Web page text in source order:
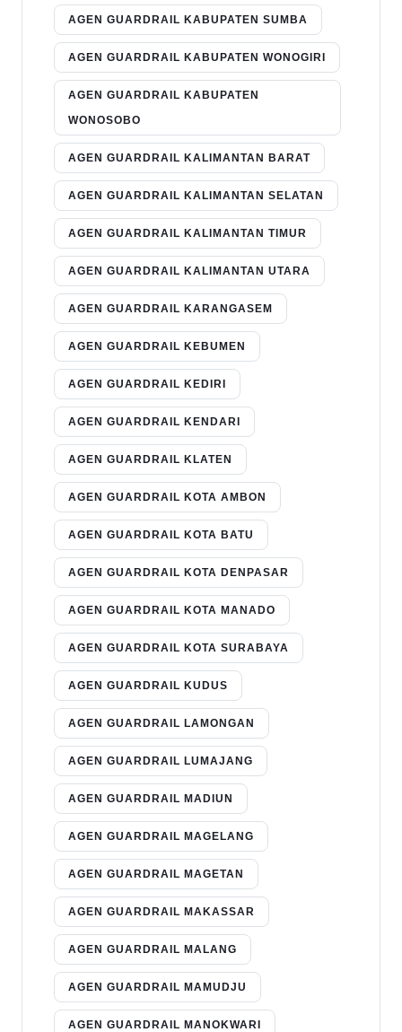
AGEN GUARDRAIL KABUPATEN SUMBA
AGEN GUARDRAIL KABUPATEN WONOGIRI
AGEN GUARDRAIL KABUPATEN
WONOSOBO
AGEN GUARDRAIL KALIMANTAN BARAT
AGEN GUARDRAIL KALIMANTAN SELATAN
AGEN GUARDRAIL KALIMANTAN TIMUR
AGEN GUARDRAIL KALIMANTAN UTARA
AGEN GUARDRAIL KARANGASEM
AGEN GUARDRAIL KEBUMEN
AGEN GUARDRAIL KEDIRI
AGEN GUARDRAIL KENDARI
AGEN GUARDRAIL KLATEN
AGEN GUARDRAIL KOTA AMBON
AGEN GUARDRAIL KOTA BATU
AGEN GUARDRAIL KOTA DENPASAR
AGEN GUARDRAIL KOTA MANADO
AGEN GUARDRAIL KOTA SURABAYA
AGEN GUARDRAIL KUDUS
AGEN GUARDRAIL LAMONGAN
AGEN GUARDRAIL LUMAJANG
AGEN GUARDRAIL MADIUN
AGEN GUARDRAIL MAGELANG
AGEN GUARDRAIL MAGETAN
AGEN GUARDRAIL MAKASSAR
AGEN GUARDRAIL MALANG
AGEN GUARDRAIL MAMUDJU
AGEN GUARDRAIL MANOKWARI